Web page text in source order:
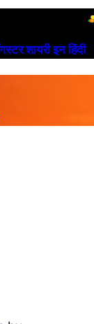
शायरी इन हिंदी